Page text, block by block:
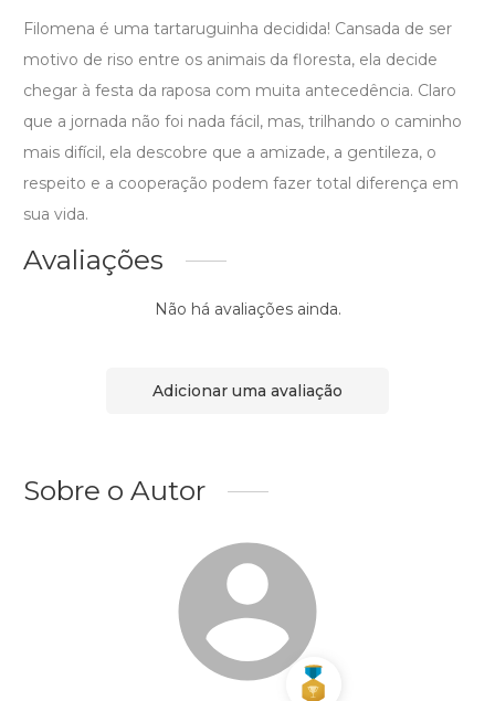
Filomena é uma tartaruguinha decidida! Cansada de ser
motivo de riso entre os animais da floresta, ela decide
chegar à festa da raposa com muita antecedência. Claro
que a jornada não foi nada fácil, mas, trilhando o caminho
mais difícil, ela descobre que a amizade, a gentileza, o
respeito e a cooperação podem fazer total diferença em
sua vida.
Avaliações
Não há avaliações ainda.
Adicionar uma avaliação
Sobre o Autor